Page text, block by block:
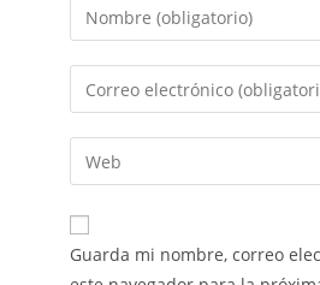
Guarda mi nombre, correo